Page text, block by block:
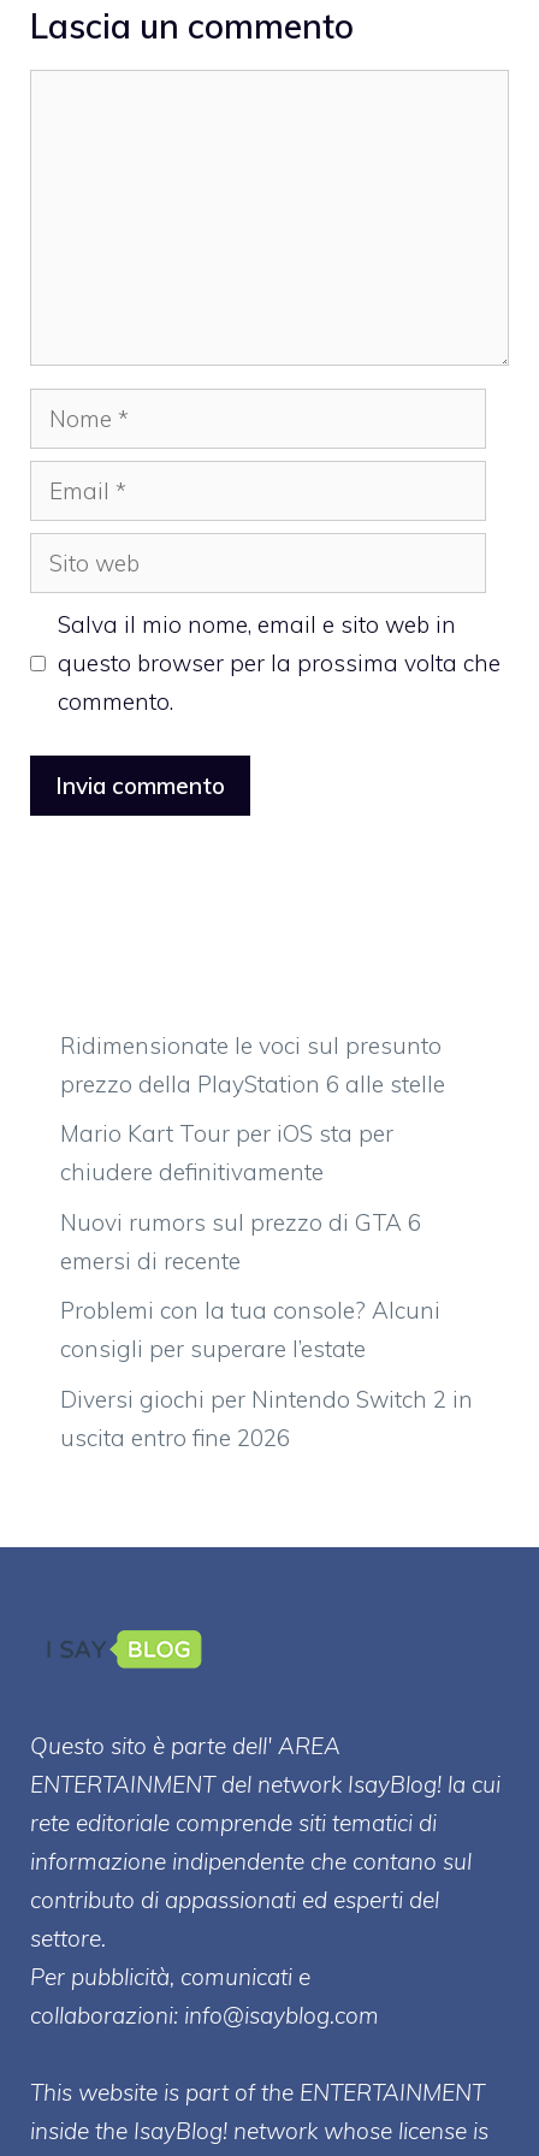
Lascia un commento
Nome
Email
Sito
web
Salva il mio nome, email e sito web in
questo browser per la prossima volta che
commento.
Ridimensionate le voci sul presunto
prezzo della PlayStation 6 alle stelle
Mario Kart Tour per iOS sta per
chiudere definitivamente
Nuovi rumors sul prezzo di GTA 6
emersi di recente
Problemi con la tua console? Alcuni
consigli per superare l’estate
Diversi giochi per Nintendo Switch 2 in
uscita entro fine 2026
Questo sito è parte dell' AREA
ENTERTAINMENT del network IsayBlog! la cui
rete editoriale comprende siti tematici di
informazione indipendente che contano sul
contributo di appassionati ed esperti del
settore.
Per pubblicità, comunicati e
collaborazioni: info@isayblog.com
This website is part of the ENTERTAINMENT
inside the IsayBlog! network whose license is